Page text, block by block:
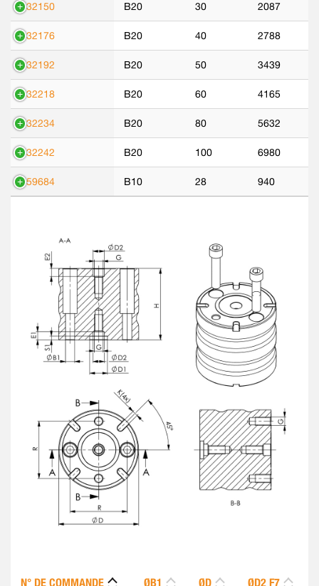
532150 B20 30 2087
532176 B20 40 2788
532192 B20 50 3439
532218 B20 60 4165
532234 B20 80 5632
532242 B20 100 6980
559684 B10 28 940
N° DE COMMANDE ØB1 ØD ØD2 F7